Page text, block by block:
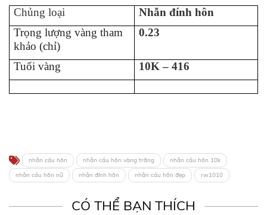
Chủng loại
Nhẫn đính hôn
Trọng lượng vàng tham
khảo (chỉ)
0.23
Tuổi vàng 10K – 416
nhẫn cầu hôn nhẫn cầu hôn vàng trắng
nhẫn cầu hôn 10k
nhẫn cầu hôn nữ
nhẫn đính hôn nhẫn cầu hôn đẹp rw1010
CÓ THỂ BẠN THÍCH